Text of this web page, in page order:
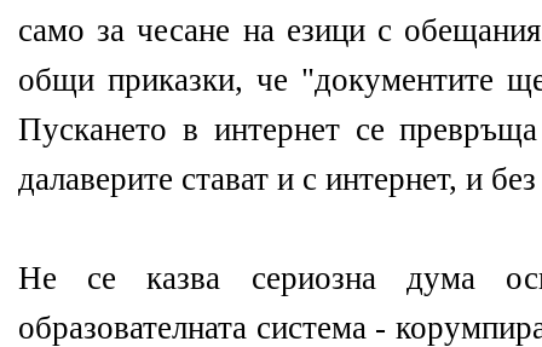
само за чесане на езици с
общи приказки, че "документите
Пускането в интернет се
далаверите стават и с интернет, и
Не се казва сериозна дума
образователната система -